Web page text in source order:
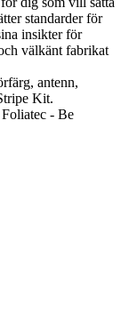
standarder för
insikter för
välkänt fabrikat
antenn,
Kit.
- Be